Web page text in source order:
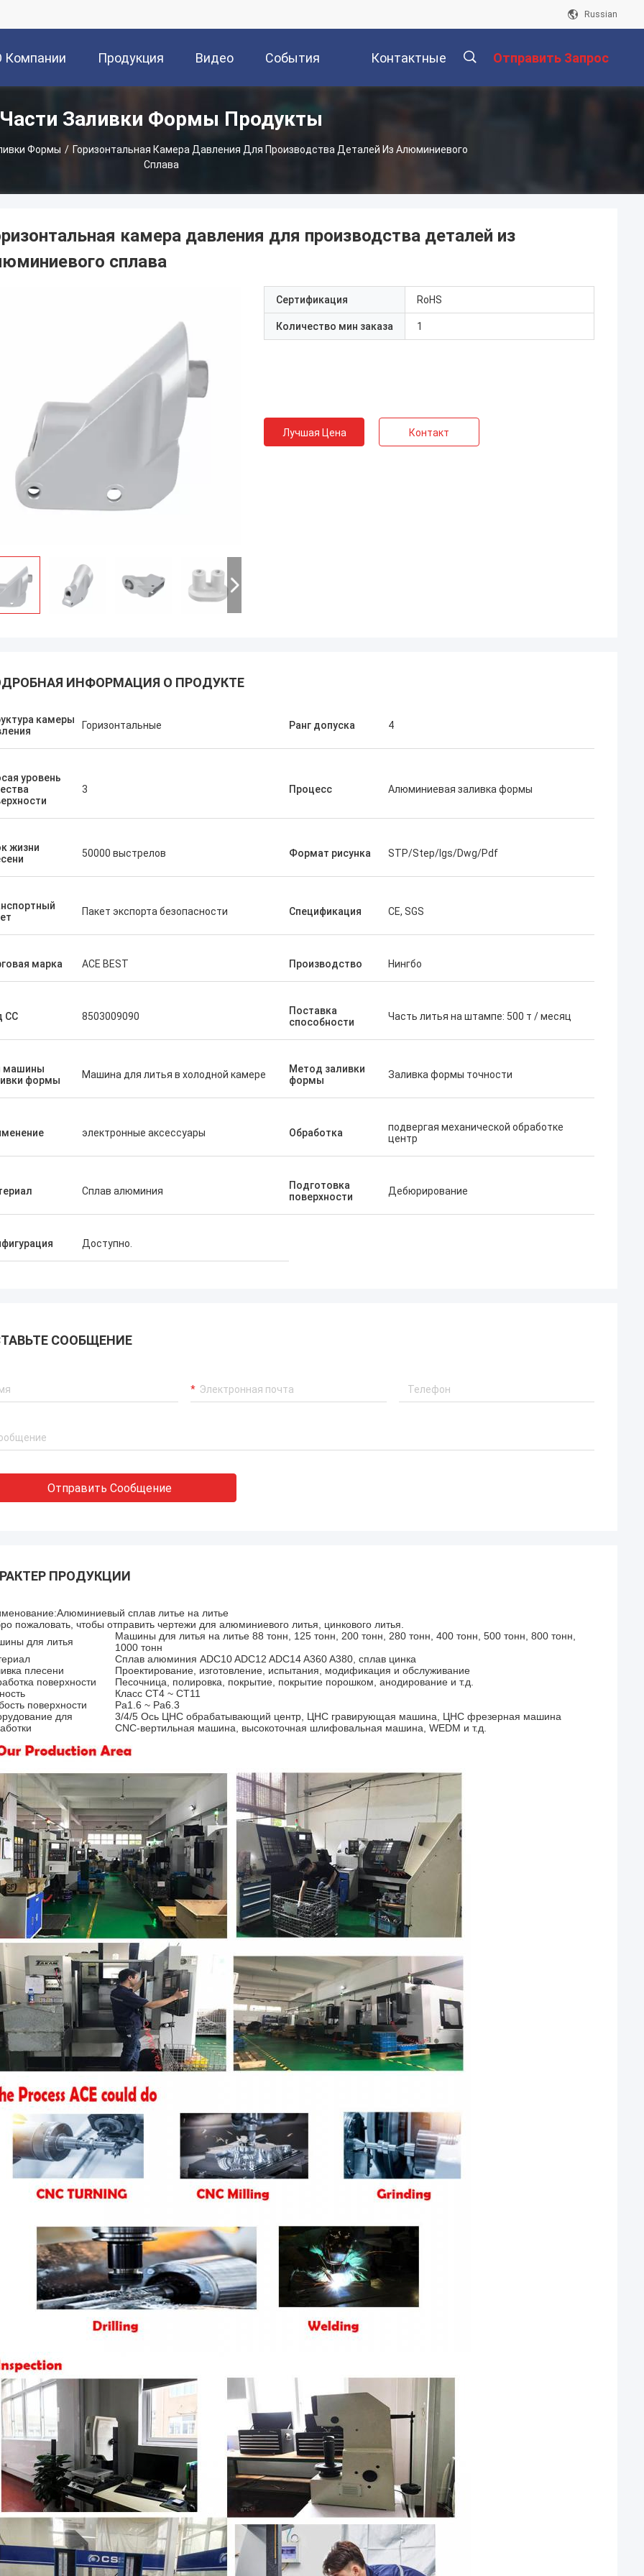
Russian
Компании Продукция Видео События Контактные Отправить Запрос
Части Заливки Формы Продукты
Формы / Горизонтальная Камера Давления Для Производства Деталей Из Алюминиевого
Сплава
камера давления для производства деталей из
сплава
Сертификация RoHS
Количество мин заказа 1
Лучшая Цена Контакт
ИНФОРМАЦИЯ О ПРОДУКТЕ
камеры
Горизонтальные Ранг допуска 4
уровень
3 Процесс Алюминиевая заливка формы
жизни
50000 выстрелов Формат рисунка STP/Step/Igs/Dwg/Pdf
Пакет экспорта безопасности Спецификация CE, SGS
марка ACE BEST Производство Нингбо
СС 8503009090
Поставка
способности
Часть литья на штампе: 500 т / месяц
машины
формы
Машина для литья в холодной камере
Метод заливки
формы
Заливка формы точности
электронные аксессуары Обработка
подвергая механической обработке
центр
Сплав алюминия
Подготовка
поверхности
Дебюрирование
Доступно.
СООБЩЕНИЕ
Отправить Сообщение
ПРОДУКЦИИ
сплав литье на литье
пожаловать, чтобы отправить чертежи для алюминиевого литья, цинкового литья.
для литья
Машины для литья на литье 88 тонн, 125 тонн, 200 тонн, 280 тонн, 400 тонн, 500 тонн, 800 тонн,
1000 тонн
Сплав алюминия ADC10 ADC12 ADC14 A360 A380, сплав цинка
плесени
Проектирование, изготовление, испытания, модификация и обслуживание
поверхности
Песочница, полировка, покрытие, покрытие порошком, анодирование и т.д.
Класс CT4 ~ CT11
поверхности
Ра1.6 ~ Ра6.3
для
3/4/5 Ось ЦНС обрабатывающий центр, ЦНС гравирующая машина, ЦНС фрезерная машина
CNC-вертильная машина, высокоточная шлифовальная машина, WEDM и т.д.